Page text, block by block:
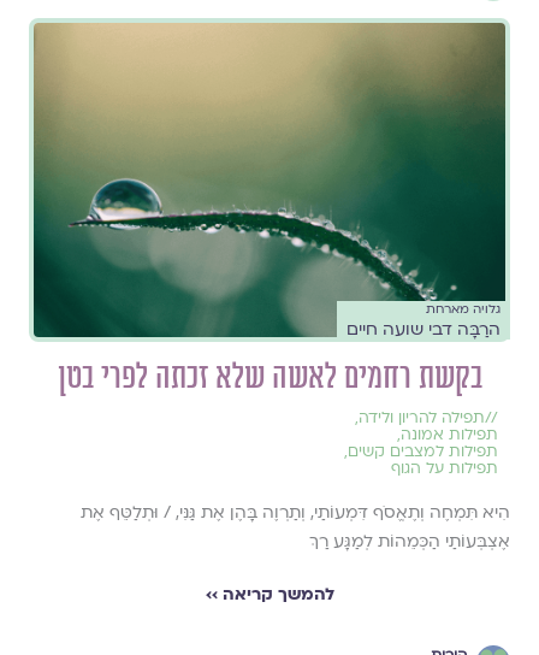
גלויה מארחת
הרַבָּה דבי שועה חיים
בקשת רחמים לאשה שלא זכתה לפרי בטן
//תפילה להריון ולידה,
תפילות אמונה,
תפילות למצבים קשים,
תפילות על הגוף
הִיא תִּמְחֶה וְתֶאֱסֹף דִּמְעוֹתַי, וְתַרְוֶה בָּהֶן אֶת גַּנִּי, / וּתְלַטֵּף אֶת
אֶצְבְּעוֹתַי הַכְּמֵהוֹת לְמַגָּע רַךְ
להמשך קריאה ››